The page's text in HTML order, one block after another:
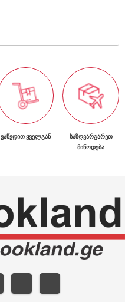
ᲕᲐᲬᲕᲓᲘᲗ ᲧᲕᲔᲚᲒᲐᲜ
ᲡᲐᲖᲦᲕᲐᲠᲒᲐᲠᲔᲗ
ᲛᲘᲬᲝᲓᲔᲑᲐ